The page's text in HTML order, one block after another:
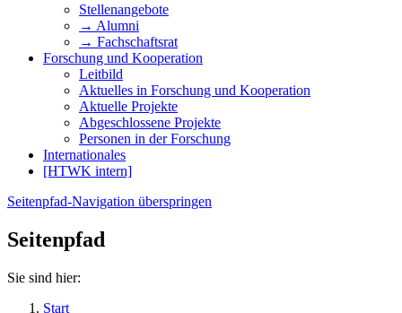
Stellenangebote
→ Alumni
→ Fachschaftsrat
Forschung und Kooperation
Leitbild
Aktuelles in Forschung und Kooperation
Aktuelle Projekte
Abgeschlossene Projekte
Personen in der Forschung
Internationales
[HTWK intern]
Seitenpfad-Navigation überspringen
Seitenpfad
Sie sind hier:
Start